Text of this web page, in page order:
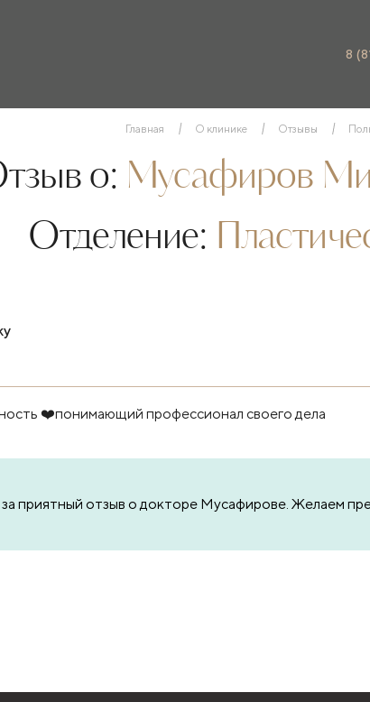
8
Главная О клинике Отзывы
о: Мусафиров
Отделение:
❤️понимающий профессионал своего дела
приятный отзыв о докторе Мусафирове. Желаем